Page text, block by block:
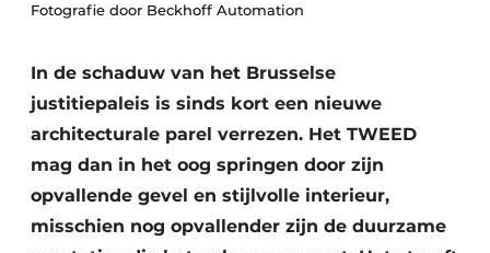
Warmtepompen
Fotografie door Beckhoff Automation
In de schaduw van het Brusselse
justitiepaleis is sinds kort een nieuwe
architecturale parel verrezen. Het TWEED
mag dan in het oog springen door zijn
opvallende gevel en stijlvolle interieur,
misschien nog opvallender zijn de duurzame